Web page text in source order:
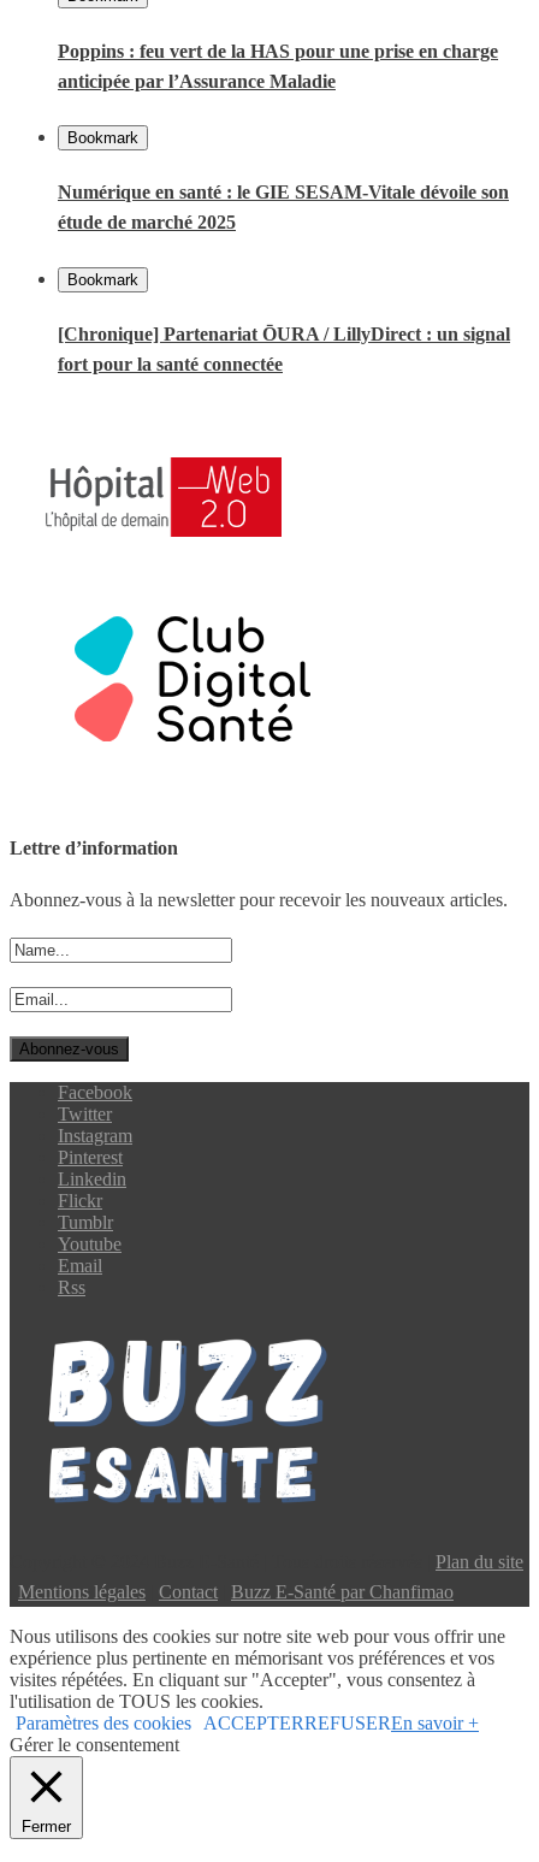
Poppins : feu vert de la HAS pour une prise en charge
anticipée par l’Assurance Maladie
Bookmark
Numérique en santé : le GIE SESAM-Vitale dévoile son
étude de marché 2025
Bookmark
[Chronique] Partenariat ŌURA / LillyDirect : un signal
fort pour la santé connectée
Lettre d’information
Abonnez-vous à la newsletter pour recevoir les nouveaux articles.
Facebook
Twitter
Instagram
Pinterest
Linkedin
Flickr
Tumblr
Youtube
Email
Rss
Plan du site
Mentions légales Contact Buzz E-Santé par Chanfimao
Nous utilisons des cookies sur notre site web pour vous offrir une
expérience plus pertinente en mémorisant vos préférences et vos
visites répétées. En cliquant sur "Accepter", vous consentez à
l'utilisation de TOUS les cookies.
Paramètres des cookies
ACCEPTERREFUSEREn savoir +
Gérer le consentement
Fermer